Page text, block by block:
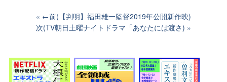
←前(【判明】福田雄一監督2019年公開新作映)
次(TV朝日土曜ナイトドラマ「あなたには渡さ)